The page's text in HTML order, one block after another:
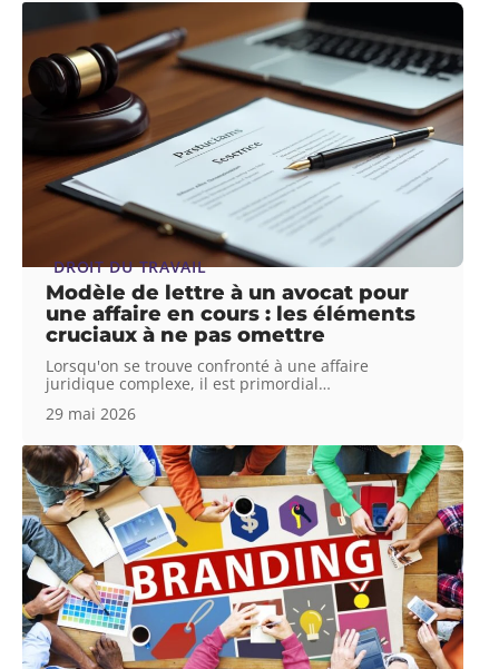
DROIT DU TRAVAIL
Modèle de lettre à un avocat pour
une affaire en cours : les éléments
cruciaux à ne pas omettre
Lorsqu'on se trouve confronté à une affaire
juridique complexe, il est primordial…
29 mai 2026